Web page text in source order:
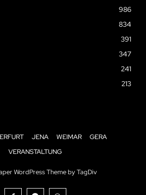
986
834
391
347
241
213
ERFURT JENA WEIMAR
GERA
VERANSTALTUNG
WordPress Theme by TagDiv